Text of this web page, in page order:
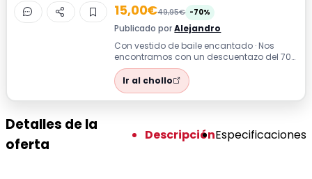
15,00€49,95€ -70%
Publicado porAlejandro
Con vestido de baile encantado · Nos
encontramos con un descuentazo del 70%
en Amazon en esta muñeca princesa La
Bell...
Ir al chollo
Detalles de la
oferta
DescripciónEspecificaciones